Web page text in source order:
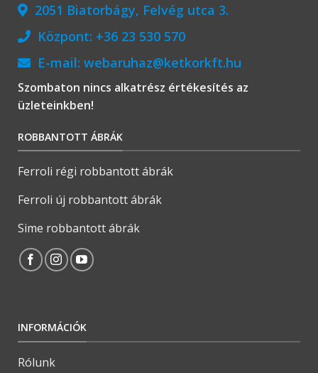
2051 Biatorbágy, Felvég utca 3.
Központ: +36 23 530 570
E-mail: webaruhaz@ketkorkft.hu
Szombaton nincs alkatrész értékesítés az
üzleteinkben!
ROBBANTOTT ÁBRÁK
Ferroli régi robbantott ábrák
Ferroli új robbantott ábrák
Sime robbantott ábrák
INFORMÁCIÓK
Rólunk